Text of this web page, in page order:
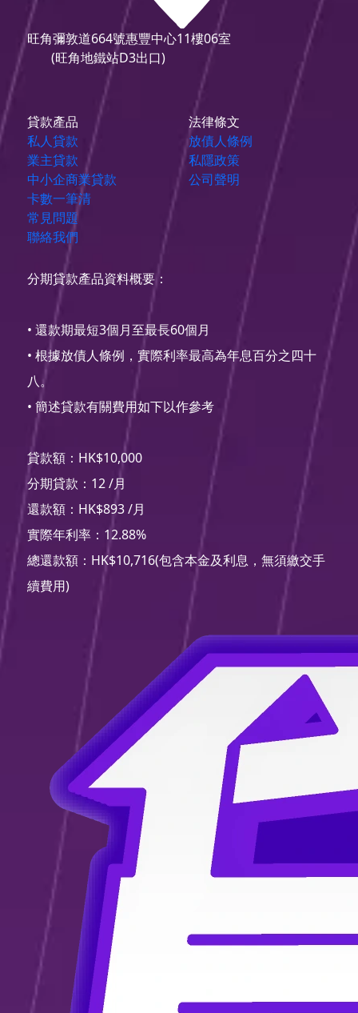
旺角彌敦道664號惠豐中心11樓06室
(旺角地鐵站D3出口)
貸款產品
私人貸款
業主貸款
中小企商業貸款
卡數一筆清
常見問題
聯絡我們
法律條文
放債人條例
私隱政策
公司聲明
分期貸款產品資料概要：
• 還款期最短3個月至最長60個月
• 根據放債人條例，實際利率最高為年息百分之四十
八。
• 簡述貸款有關費用如下以作參考
貸款額：HK$10,000
分期貸款：12 /月
還款額：HK$893 /月
實際年利率：12.88%
總還款額：HK$10,716(包含本金及利息，無須繳交手
續費用)